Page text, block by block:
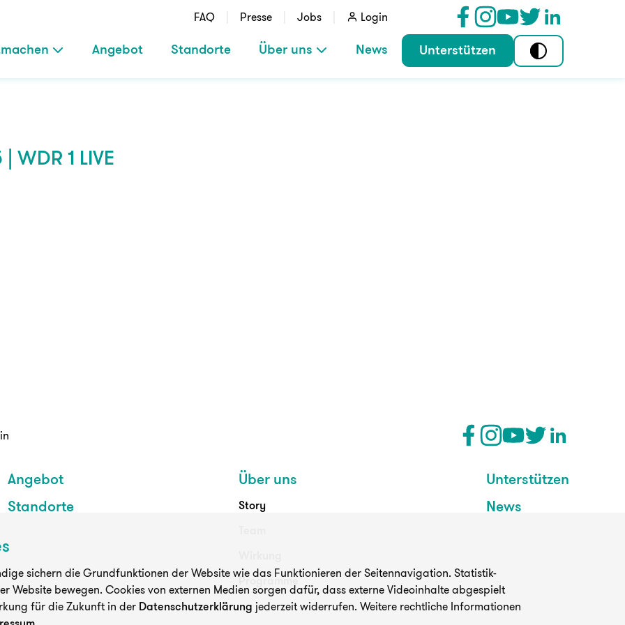
FAQ Presse Jobs Login
Angebot Standorte Über uns News Unterstützen
WDR 1 LIVE
Angebot
Standorte
Über uns
Story
Programme
Unterstützen
News
sichern die Grundfunktionen der Website wie das Funktionieren der Seitennavigation. Statistik-
Website bewegen. Cookies von externen Medien sorgen dafür, dass externe Videoinhalte abgespielt
für die Zukunft in der Datenschutzerklärung jederzeit widerrufen. Weitere rechtliche Informationen